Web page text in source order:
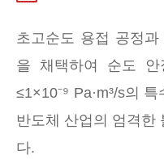
초고순도 용접 공정
을 채택하여 순도 안
≤1×10⁻⁹ Pa·m³/s의
반도체 산업의 엄격한
다.